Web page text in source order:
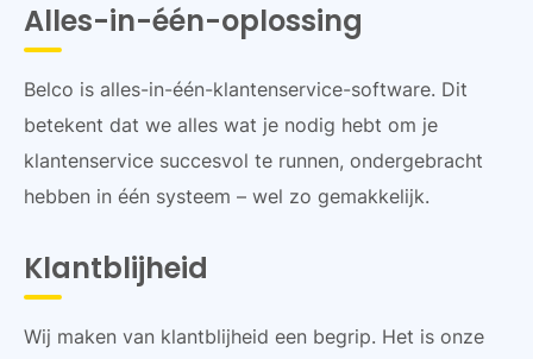
Alles-in-één-oplossing
Belco is alles-in-één-klantenservice-software. Dit
betekent dat we alles wat je nodig hebt om je
klantenservice succesvol te runnen, ondergebracht
hebben in één systeem – wel zo gemakkelijk.
Klantblijheid
Wij maken van klantblijheid een begrip. Het is onze